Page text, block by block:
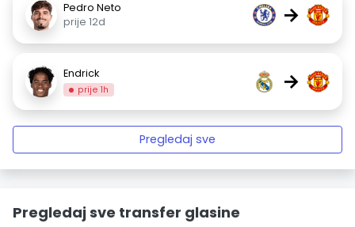
Pedro Neto
prije 12d
→
Endrick
prije 1h →
Pregledaj sve
Pregledaj sve transfer glasine